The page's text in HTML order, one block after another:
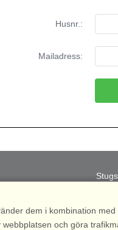
Husnr.:
Mailadress:
dem i kombination
och göra